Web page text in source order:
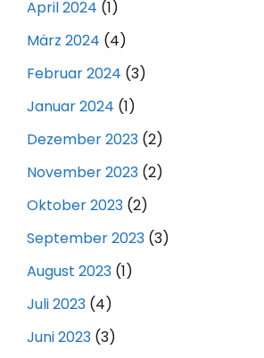
April 2024 (1)
März 2024 (4)
Februar 2024 (3)
Januar 2024 (1)
Dezember 2023 (2)
November 2023 (2)
Oktober 2023 (2)
September 2023 (3)
August 2023 (1)
Juli 2023 (4)
Juni 2023 (3)